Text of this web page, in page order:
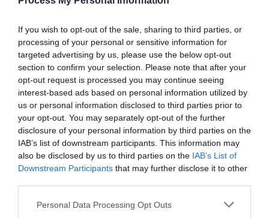
If you wish to opt-out of the sale, sharing to third parties, or
processing of your personal or sensitive information for
targeted advertising by us, please use the below opt-out
section to confirm your selection. Please note that after your
opt-out request is processed you may continue seeing
interest-based ads based on personal information utilized by
us or personal information disclosed to third parties prior to
your opt-out. You may separately opt-out of the further
disclosure of your personal information by third parties on the
IAB’s list of downstream participants. This information may
also be disclosed by us to third parties on the IAB’s List of
Downstream Participants that may further disclose it to other
Personal Data Processing Opt Outs
συντονισµό της συνάντησης είχαν από κοινού ο Σπύρος
Κάβουρας, πρόεδρος της ΛΕ.ΤΑ.Φ. Μακρύγιαλου.
Στην συνάντηση συµµετείχαν οι Ιωάννης, Γιάννης και
Άγγελος ∆εληπούλιος, Αλέξανδρος Μπέκιας και
Αλέξανδρος Μανούσης, από την νεοσύστατη Λέσχη
Ταχυπλόων Θεσσαλονίκης (ΛΕ.ΤΑ. Θ. – Hydronorth), από
τον ΛΕ.ΤΑ.Φ. Μακρυγιάλου ο πρόεδρος και η κ. Βίκυ
Λαζάρου–Ναβροζίδου, από τον Ο.Φ.Σ. Κέρκυρας ο
πρόεδρος και οι Πέτρος και Γιάννης Σαµουηλίδης.
Παρέστησαν επίσης οι δηµοσιογράφοι ∆ηµήτρης
Καραγεωργίου και Γιώργος Πολυχρονίου, αλλά και λοιποί
τις διαδικασίες και τις ηµεροµηνίες διεξαγωγής. Οι